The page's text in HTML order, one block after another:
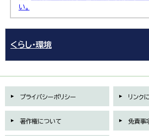
い。
くらし・環境
プライバシーポリシー リンク
著作権について 免責事